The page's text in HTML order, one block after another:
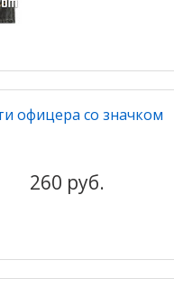
260 руб.